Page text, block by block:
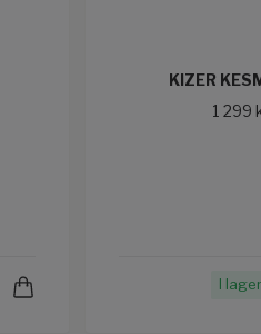
KIZER
1 299
I lager